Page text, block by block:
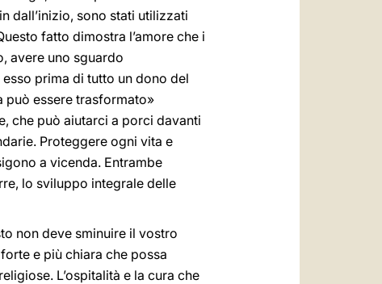
dall’inizio, sono stati utilizzati
fatto dimostra l’amore che i
avere uno sguardo
prima di tutto un dono del
può essere trasformato»
che può aiutarci a porci davanti
Proteggere ogni vita e
a vicenda. Entrambe
lo sviluppo integrale delle
non deve sminuire il vostro
e più chiara che possa
L’ospitalità e la cura che